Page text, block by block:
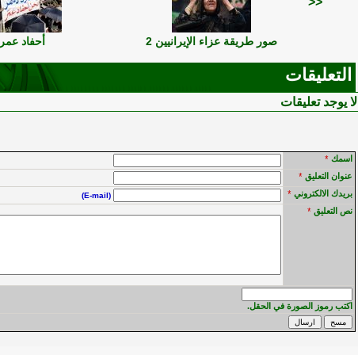
صور طريقة عزاء الإيرانيين 2 أحفاد عمر
التعليقات
لا يوجد تعليقات
اسمك *
عنوان التعليق *
بريدك الالكتروني *
(E-mail)
نص التعليق *
اكتب رموز الصورة في الحقل.